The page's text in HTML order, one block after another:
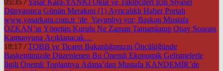
05:35 / Yaşar Kara-YANKI Okur ve Takipçileri İçin Siyaset
Dünyasınca Günün Merakını (1) Ayrıcalıklı Haber Portalı
www.yasarkara.com.tr ‘de Yayımlıyı yor; Başkan Mustafa
ÖZKAN’ın Yönetim Kurulu Ne Zaman Tamamlanıp Onay Sonrası
Kamuoyuna Açıklanacak…
18:17 / TOBB ve Ticaret Bakanlığımızın Öncülüğünde
Başkentimizde Düzenlenen Bu Önemli Ekonomik Gelişmelerle
İlgili Önemli Toplantıya Adana’dan Mustafa KANDEMİR’de